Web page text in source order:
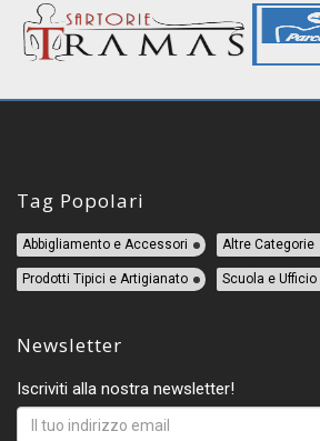
Tag Popolari
Abbigliamento e Accessori Altre Categorie
Prodotti Tipici e Artigianato Scuola e Ufficio
Newsletter
Iscriviti alla nostra newsletter!